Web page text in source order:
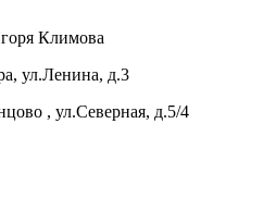
Климова
ул.Ленина, д.3
, ул.Северная, д.5/4